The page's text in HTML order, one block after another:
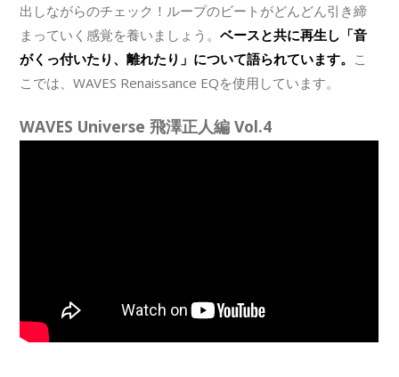
出しながらのチェック！ループのビートがどんどん引き締
まっていく感覚を養いましょう。ベースと共に再生し「音
がくっ付いたり、離れたり」について語られています。 こ
こでは、WAVES Renaissance EQを使用しています。
WAVES Universe 飛澤正人編 Vol.4